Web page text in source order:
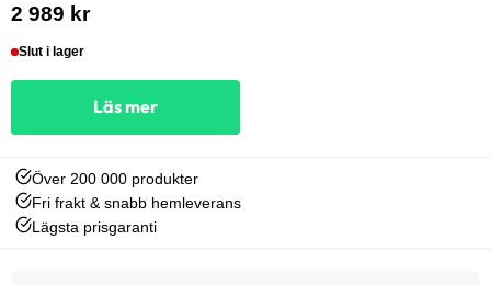
2 989 kr
Slut i lager
Läs mer
Över 200 000 produkter
Fri frakt & snabb hemleverans
Lägsta prisgaranti